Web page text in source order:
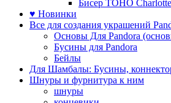
Бисер TOHO
♥ Новинки
Все для создания украшений
Основы Для Pandora
Бусины для Pandora
Бейлы
Для Шамбалы: Бусины,
Шнуры и фурнитура к ним
шнуры